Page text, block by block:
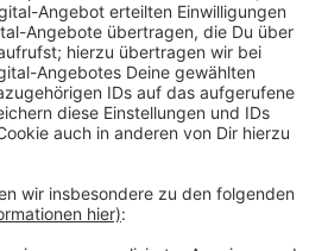
Demokratie" im
"Mahnwache für Demokratie
dem Bürgerhaus in Selm.